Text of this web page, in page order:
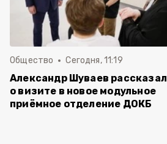
Общество Сегодня, 11:19
Александр Шуваев рассказал
о визите в новое модульное
приёмное отделение ДОКБ